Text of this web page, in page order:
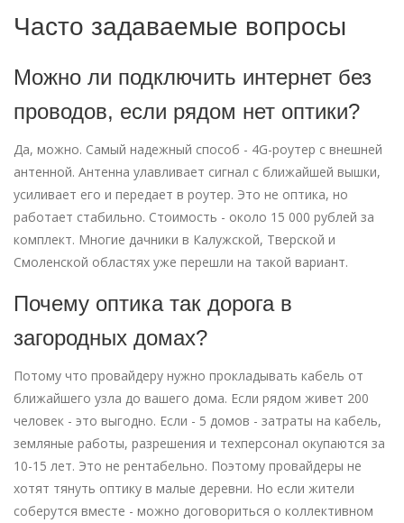
Часто задаваемые вопросы
Можно ли подключить интернет без
проводов, если рядом нет оптики?
Да, можно. Самый надежный способ - 4G-роутер с внешней
антенной. Антенна улавливает сигнал с ближайшей вышки,
усиливает его и передает в роутер. Это не оптика, но
работает стабильно. Стоимость - около 15 000 рублей за
комплект. Многие дачники в Калужской, Тверской и
Смоленской областях уже перешли на такой вариант.
Почему оптика так дорога в
загородных домах?
Потому что провайдеру нужно прокладывать кабель от
ближайшего узла до вашего дома. Если рядом живет 200
человек - это выгодно. Если - 5 домов - затраты на кабель,
земляные работы, разрешения и техперсонал окупаются за
10-15 лет. Это не рентабельно. Поэтому провайдеры не
хотят тянуть оптику в малые деревни. Но если жители
соберутся вместе - можно договориться о коллективном